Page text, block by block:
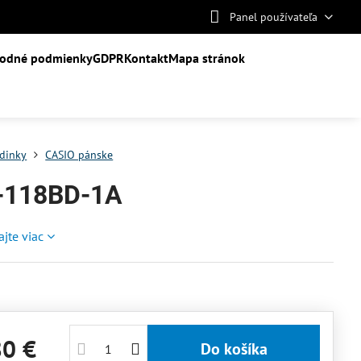
Panel používateľa
podmienkyGDPRKontaktMapa stránok
CASIO pánske
1A
viac
€ Do košíka